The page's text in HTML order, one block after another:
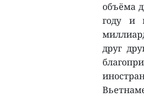
объёма
году и
друг